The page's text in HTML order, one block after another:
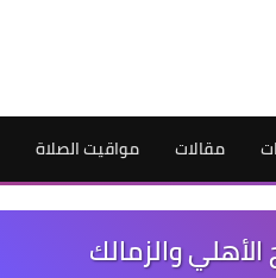
مقالات مواقيت الصلاة
والزمالك